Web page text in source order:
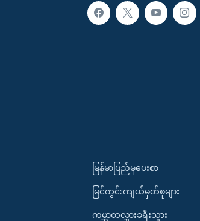
မြန်မာပြည်မှပေးစာ
မြင်ကွင်းကျယ်မှတ်စုများ
ကမ္ဘာတလွှားခရီးသွား